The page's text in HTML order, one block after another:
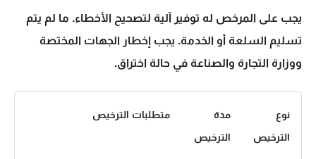
يجب على المرخص له توفير آلية لتصحيح الأخطاء. ما لم يتم
تسليم السلعة أو الخدمة. يجب إخطار الجهات المختصة
ووزارة التجارة والصناعة في حالة اختراق.
نوع
الترخيص
مدة
الترخيص
متطلبات الترخيص